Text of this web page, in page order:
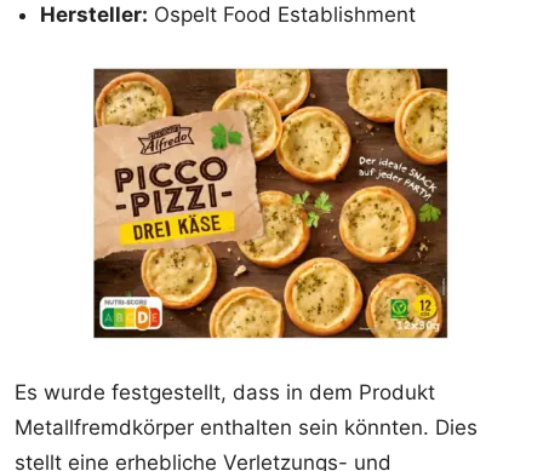
Hersteller: Ospelt Food Establishment
Es wurde festgestellt, dass in dem Produkt
Metallfremdkörper enthalten sein könnten. Dies
stellt eine erhebliche Verletzungs- und